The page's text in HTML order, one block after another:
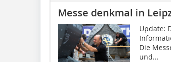
Messe denkmal in
Update:
Die
und...